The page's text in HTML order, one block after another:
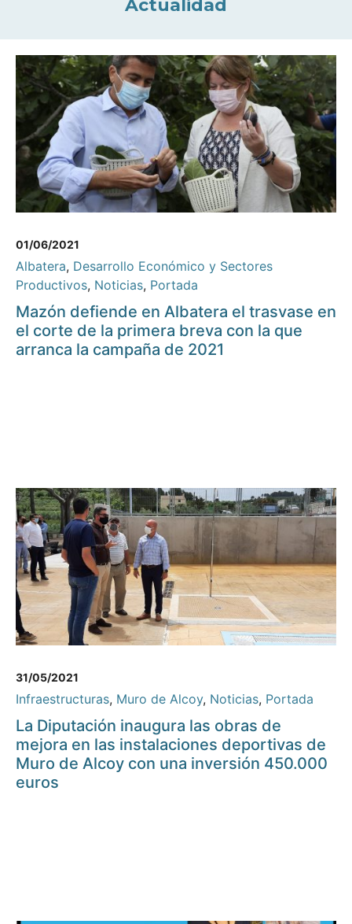
Actualidad
01/06/2021
Albatera, Desarrollo Económico y Sectores
Productivos, Noticias, Portada
Mazón defiende en Albatera el trasvase en
el corte de la primera breva con la que
arranca la campaña de 2021
31/05/2021
Infraestructuras, Muro de Alcoy, Noticias, Portada
La Diputación inaugura las obras de
mejora en las instalaciones deportivas de
Muro de Alcoy con una inversión 450.000
euros